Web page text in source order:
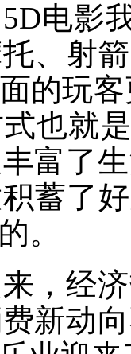
电影
、射
的玩
也就
富了
蓄了
。
经济
新动